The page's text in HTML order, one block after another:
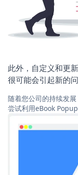
此外，自定义和更
很可能会引起新的问
随着您公司的持续发
尝试利用eBook Popup